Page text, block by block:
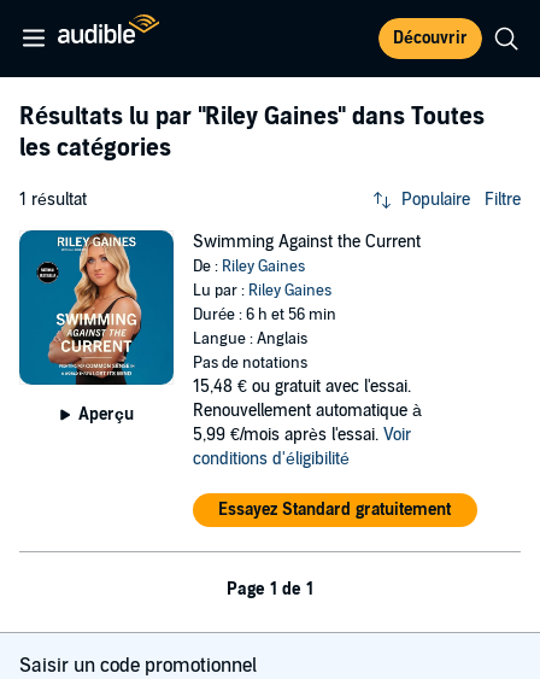
Découvrir
Résultats lu par "Riley Gaines" dans Toutes
les catégories
1 résultat Populaire Filtre
Aperçu
Swimming Against the Current
De : Riley Gaines
Lu par : Riley Gaines
Durée : 6 h et 56 min
Langue : Anglais
Pas de notations
15,48 € ou gratuit avec l'essai.
Renouvellement automatique à
5,99 €/mois après l'essai. Voir
conditions d'éligibilité
Essayez Standard gratuitement
Page 1 de 1
Saisir un code promotionnel